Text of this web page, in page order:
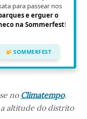
para passear nos
e erguer o
na Sommerfest!
SOMMERFEST
no Climatempo.
altitude do distrito